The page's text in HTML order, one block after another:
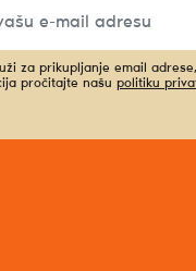
za prikupljanje email
pročitajte našu politiku